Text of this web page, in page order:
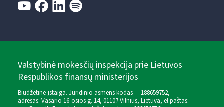
Valstybinė mokesčių inspekcija prie Lietuvos
Respublikos finansų ministerijos
Biudžetinė įstaiga. Juridinio asmens kodas — 188659752,
adresas: Vasario 16-osios g. 14, 01107 Vilnius, Lietuva, el.paštas: